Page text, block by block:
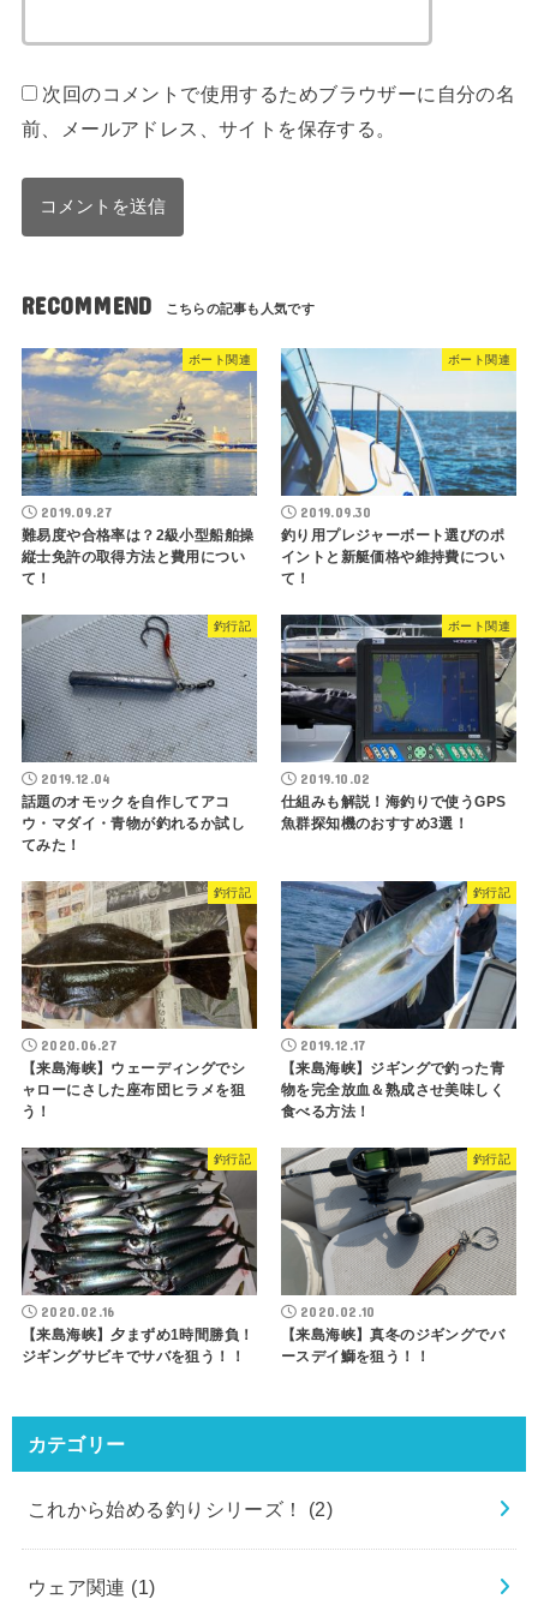
次回のコメントで使用するためブラウザーに自分の名
前、メールアドレス、サイトを保存する。
RECOMMEND
ボート関連
2019.09.27
難易度や合格率は？2級小型船舶操
縦士免許の取得方法と費用につい
て！
ボート関連
2019.09.30
釣り用プレジャーボート選びのポ
イントと新艇価格や維持費につい
て！
釣行記
2019.12.04
話題のオモックを自作してアコ
ウ・マダイ・青物が釣れるか試し
てみた！
ボート関連
2019.10.02
仕組みも解説！海釣りで使うGPS
魚群探知機のおすすめ3選！
釣行記
2020.06.27
【来島海峡】ウェーディングでシ
ャローにさした座布団ヒラメを狙
う！
釣行記
2019.12.17
【来島海峡】ジギングで釣った青
物を完全放血＆熟成させ美味しく
食べる方法！
釣行記
2020.02.16
【来島海峡】夕まずめ1時間勝負！
ジギングサビキでサバを狙う！！
釣行記
2020.02.10
【来島海峡】真冬のジギングでバ
ースデイ鰤を狙う！！
カテゴリー
これから始める釣りシリーズ！ (2)
ウェア関連 (1)